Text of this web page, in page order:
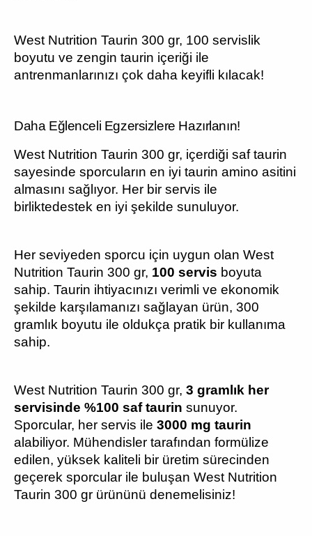
West Nutrition Taurin 300 gr, 100 servislik
boyutu ve zengin taurin içeriği ile
antrenmanlarınızı çok daha keyifli kılacak!
Daha Eğlenceli Egzersizlere Hazırlanın!
West Nutrition Taurin 300 gr, içerdiği saf taurin
sayesinde sporcuların en iyi taurin amino asitini
almasını sağlıyor. Her bir servis ile
birliktedestek en iyi şekilde sunuluyor.
Her seviyeden sporcu için uygun olan West
Nutrition Taurin 300 gr, 100 servis boyuta
sahip. Taurin ihtiyacınızı verimli ve ekonomik
şekilde karşılamanızı sağlayan ürün, 300
gramlık boyutu ile oldukça pratik bir kullanıma
sahip.
West Nutrition Taurin 300 gr, 3 gramlık her
servisinde %100 saf taurin sunuyor.
Sporcular, her servis ile 3000 mg taurin
alabiliyor. Mühendisler tarafından formülize
edilen, yüksek kaliteli bir üretim sürecinden
geçerek sporcular ile buluşan West Nutrition
Taurin 300 gr ürününü denemelisiniz!